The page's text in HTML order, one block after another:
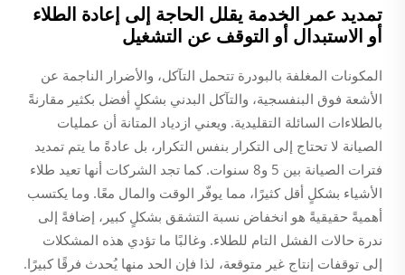
تمديد عمر الخدمة يقلل الحاجة إلى إعادة الطلاء
أو الاستبدال أو التوقف عن التشغيل
المكونات المغلفة بالبودرة تتحمل التآكل، والأضرار الناجمة عن
الأشعة فوق البنفسجية، والتآكل البدني بشكلٍ أفضل بكثير مقارنةً
بالطلاءات السائلة التقليدية. ويعني ازدياد المتانة أن عمليات
الصيانة لا تحتاج إلى التكرار بنفس التكرار، بل عادةً ما يتم تمديد
فترات الصيانة بين 5 و8 سنوات. كما تجد الشركات أنها تعيد طلاء
الأشياء بشكلٍ أقل كثيرًا، مما يوفّر الوقت والمال معًا. وما يكتسب
أهميةً حقيقيةً هو انخفاض نسبة التشقق بشكلٍ كبير، إضافةً إلى
ندرة حالات الفشل التام للطلاء. وغالبًا ما تؤدي هذه المشكلات
إلى توقفات إنتاج غير متوقعة، لذا فإن الحد منها يُحدث فرقًا كبيرًا.